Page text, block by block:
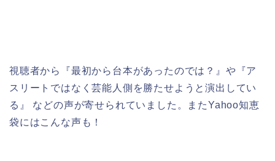
視聴者から『最初から台本があったのでは？』や『ア
スリートではなく芸能人側を勝たせようと演出してい
る』 などの声が寄せられていました。またYahoo知恵
袋にはこんな声も！